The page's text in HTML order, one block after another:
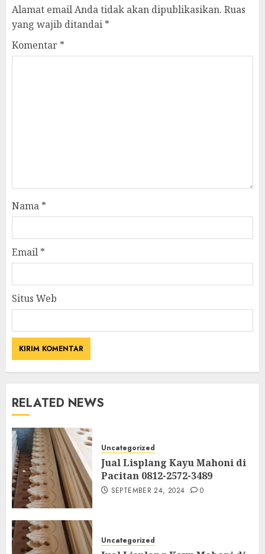
Alamat email Anda tidak akan dipublikasikan. Ruas
yang wajib ditandai *
Komentar *
Nama *
Email *
Situs Web
RELATED NEWS
Uncategorized
Jual Lisplang Kayu Mahoni di
Pacitan 0812-2572-3489
SEPTEMBER 24, 2024 0
Uncategorized